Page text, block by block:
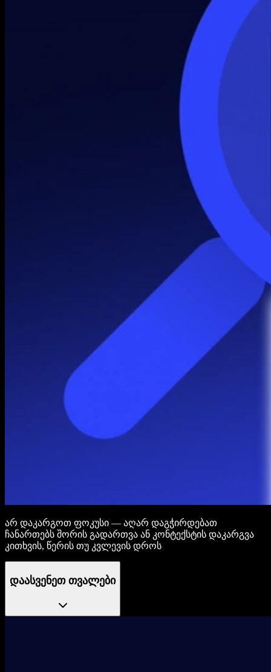
არ დაკარგოთ ფოკუსი — აღარ დაგჭირდებათ
ჩანართებს შორის გადართვა ან კონტექსტის დაკარგვა
კითხვის, წერის თუ კვლევის დროს
დაასვენეთ თვალები